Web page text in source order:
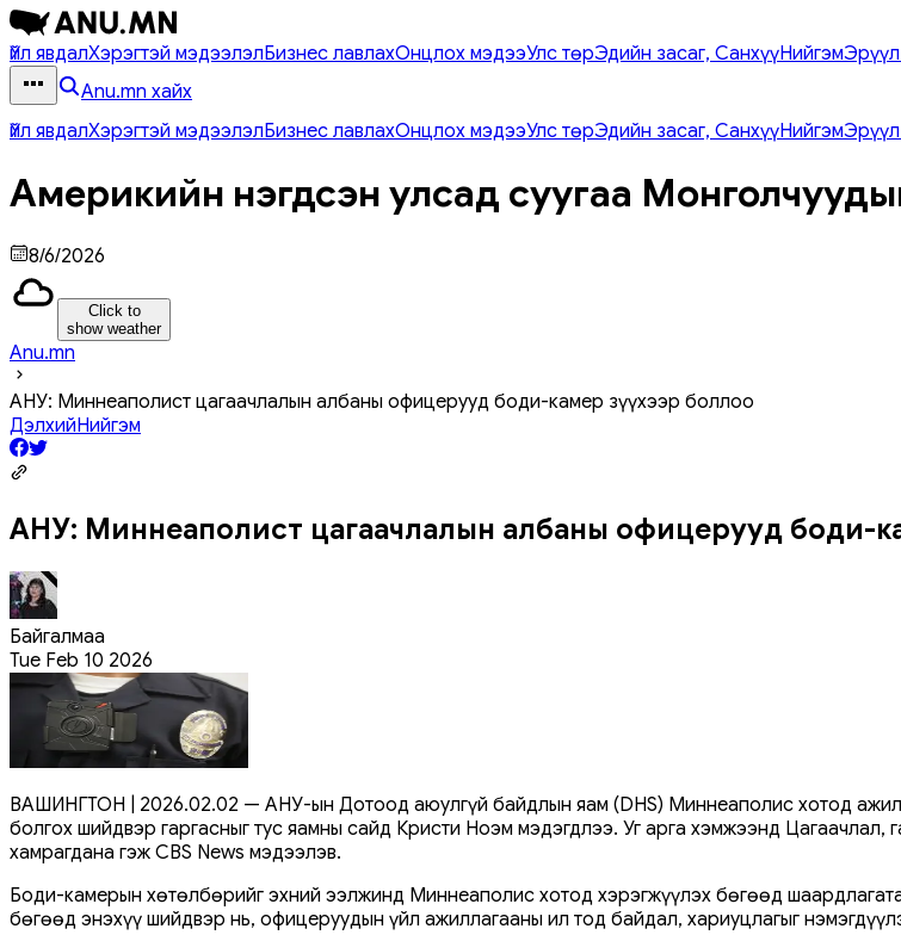
Үйл явдалХэрэгтэй мэдээлэлБизнес лавлахОнцлох мэдээУлс төрЭдийн засаг, СанхүүНийгэм
Anu.mn хайх
Үйл явдалХэрэгтэй мэдээлэлБизнес лавлахОнцлох мэдээУлс төрЭдийн засаг, СанхүүНийгэм
Америкийн нэгдсэн улсад суугаа
8/6/2026
Click to
show weather
Anu.mn
АНУ: Миннеаполист цагаачлалын албаны офицерууд боди-камер зүүхээр боллоо
ДэлхийНийгэм
АНУ: Миннеаполист цагаачлалын албаны офицерууд боди-
Байгалмаа
Tue Feb 10 2026
ВАШИНГТОН | 2026.02.02 — АНУ-ын Дотоод аюулгүй байдлын яам (DHS) Миннеаполис хотод
болгох шийдвэр гаргасныг тус яамны сайд Кристи Ноэм мэдэгдлээ. Уг арга хэмжээнд
хамрагдана гэж CBS News мэдээлэв.
Боди-камерын хөтөлбөрийг эхний ээлжинд Миннеаполис хотод хэрэгжүүлэх бөгөөд
бөгөөд энэхүү шийдвэр нь, офицеруудын үйл ажиллагааны ил тод байдал, хариуцлагыг